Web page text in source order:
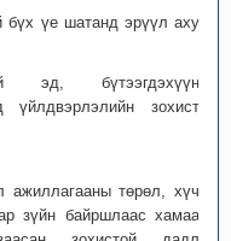
үе шатанд эрүүл ахуйн
эд, бүтээгдэхүүний
зохистой
төрөл, хүчин
зүйн байршлаас хамаарч